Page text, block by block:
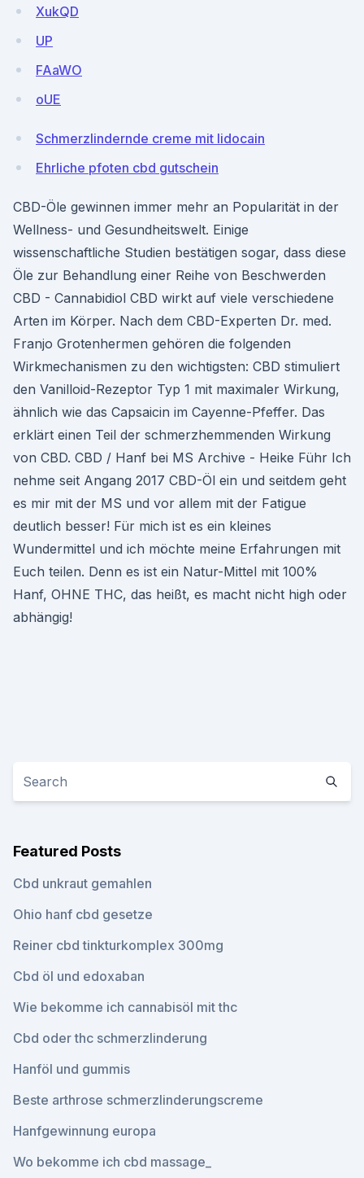
XukQD
UP
FAaWO
oUE
Schmerzlindernde creme mit lidocain
Ehrliche pfoten cbd gutschein
CBD-Öle gewinnen immer mehr an Popularität in der
Wellness- und Gesundheitswelt. Einige
wissenschaftliche Studien bestätigen sogar, dass diese
Öle zur Behandlung einer Reihe von Beschwerden
CBD - Cannabidiol CBD wirkt auf viele verschiedene
Arten im Körper. Nach dem CBD-Experten Dr. med.
Franjo Grotenhermen gehören die folgenden
Wirkmechanismen zu den wichtigsten: CBD stimuliert
den Vanilloid-Rezeptor Typ 1 mit maximaler Wirkung,
ähnlich wie das Capsaicin im Cayenne-Pfeffer. Das
erklärt einen Teil der schmerzhemmenden Wirkung
von CBD. CBD / Hanf bei MS Archive - Heike Führ Ich
nehme seit Angang 2017 CBD-Öl ein und seitdem geht
es mir mit der MS und vor allem mit der Fatigue
deutlich besser! Für mich ist es ein kleines
Wundermittel und ich möchte meine Erfahrungen mit
Euch teilen. Denn es ist ein Natur-Mittel mit 100%
Hanf, OHNE THC, das heißt, es macht nicht high oder
abhängig!
Featured Posts
Cbd unkraut gemahlen
Ohio hanf cbd gesetze
Reiner cbd tinkturkomplex 300mg
Cbd öl und edoxaban
Wie bekomme ich cannabisöl mit thc
Cbd oder thc schmerzlinderung
Hanföl und gummis
Beste arthrose schmerzlinderungscreme
Hanfgewinnung europa
Wo bekomme ich cbd massage_